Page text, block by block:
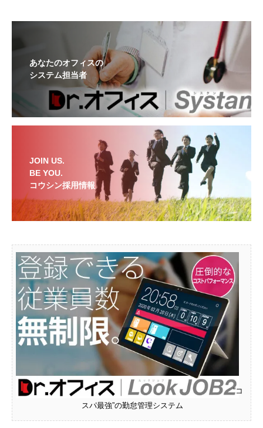
あなたのオフィスの
システム担当者
JOIN US.
BE YOU.
コウシン採用情報
“コ
スパ最強”の勤怠管理システム